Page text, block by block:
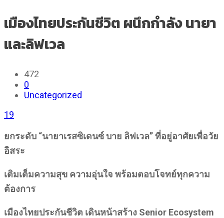
เมืองไทยประกันชีวิต ผนึกกำลัง นายา
และลิฟเวล
472
0
Uncategorized
19
ยกระดับ “นายาเรสซิเดนซ์ บาย ลิฟเวล” ที่อยู่อาศัยเพื่อวัย
อิสระ
เติมเต็มความสุข ความอุ่นใจ พร้อมตอบโจทย์ทุกความ
ต้องการ
เมืองไทยประกันชีวิต เดินหน้าสร้าง Senior Ecosystem